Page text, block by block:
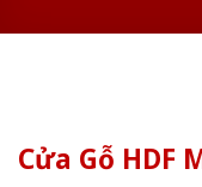
Cửa Gỗ HDF